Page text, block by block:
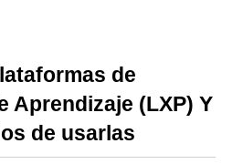
de
Aprendizaje (LXP) Y
de usarlas